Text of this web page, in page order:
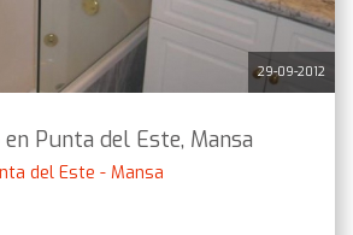
29-09-2012
Punta del Este, Mansa
del Este - Mansa